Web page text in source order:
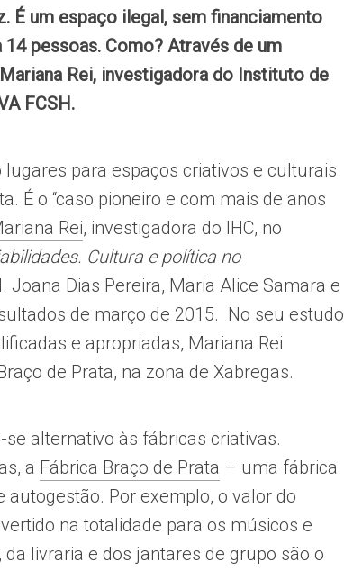
É um espaço ilegal, sem financiamento
pessoas. Como? Através de um
Rei, investigadora do Instituto de
FCSH.
para espaços criativos e culturais
É o “caso pioneiro e com mais de anos
Rei, investigadora do IHC, no
Cultura e política no
Joana Dias Pereira, Maria Alice Samara e
de março de 2015. No seu estudo
e apropriadas, Mariana Rei
de Prata, na zona de Xabregas.
alternativo às fábricas criativas.
a Fábrica Braço de Prata – uma fábrica
Por exemplo, o valor do
na totalidade para os músicos e
livraria e dos jantares de grupo são o